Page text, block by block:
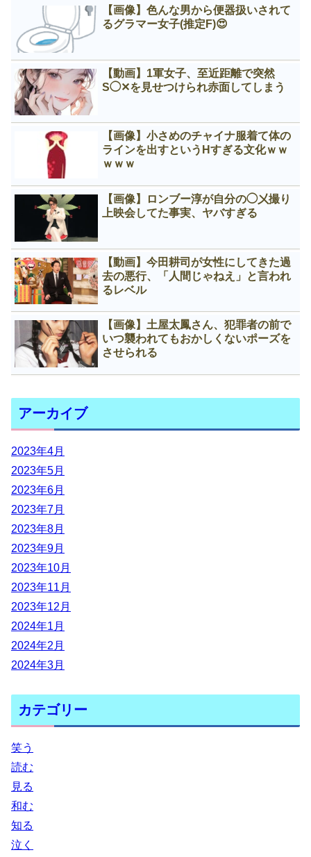
【画像】色んな男から便器扱いされて
るグラマー女子(推定F)😍
【動画】1軍女子、至近距離で突然
S◯✕を見せつけられ赤面してしまう
【画像】小さめのチャイナ服着て体の
ラインを出すというНすぎる文化ｗｗ
ｗｗｗ
【画像】ロンブー淳が自分の◯㐅撮り
上映会してた事実、ヤバすぎる
【動画】今田耕司が女性にしてきた過
去の悪行、「人間じゃねえ」と言われ
るレベル
【画像】土屋太鳳さん、犯罪者の前で
いつ襲われてもおかしくないポーズを
させられる
アーカイブ
2023年4月
2023年5月
2023年6月
2023年7月
2023年8月
2023年9月
2023年10月
2023年11月
2023年12月
2024年1月
2024年2月
2024年3月
カテゴリー
笑う
読む
見る
和む
知る
泣く